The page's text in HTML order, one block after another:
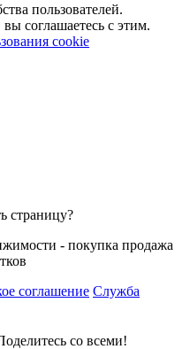
пользователей.
соглашаетесь с этим.
cookie
страницу?
- покупка продажа
соглашение Служба
со всеми!